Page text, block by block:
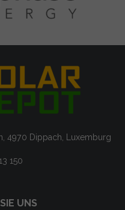
4970 Dippach, Luxemburg
150
UNS